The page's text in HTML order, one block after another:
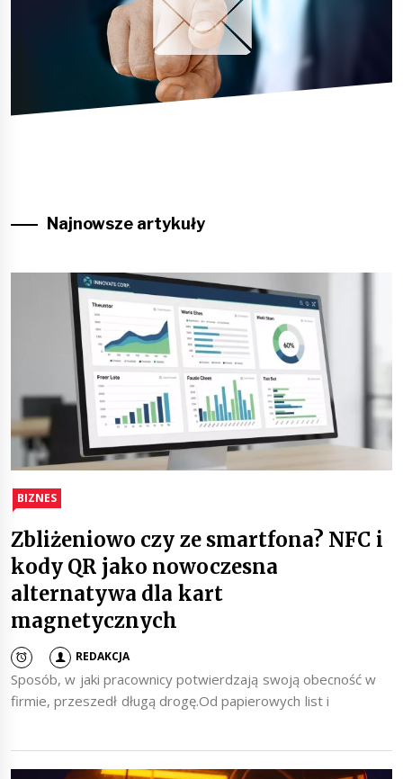
Najnowsze artykuły
BIZNES
Zbliżeniowo czy ze smartfona? NFC i
kody QR jako nowoczesna
alternatywa dla kart
magnetycznych
REDAKCJA
Sposób, w jaki pracownicy potwierdzają swoją obecność w
firmie, przeszedł długą drogę.Od papierowych list i